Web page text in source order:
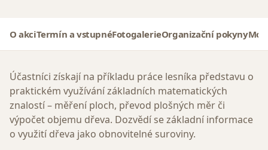
O akciTermín a vstupnéFotogalerieOrganizační pokyny
Účastníci získají na příkladu práce lesníka představu o
praktickém využívání základních matematických
znalostí – měření ploch, převod plošných měr či
výpočet objemu dřeva. Dozvědí se základní informace
o využití dřeva jako obnovitelné suroviny.